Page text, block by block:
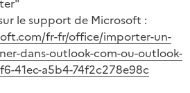
le support de Microsoft :
fr-fr/office/importer-un-
dans-outlook-com-ou-outlook-
41ec-a5b4-74f2c278e98c